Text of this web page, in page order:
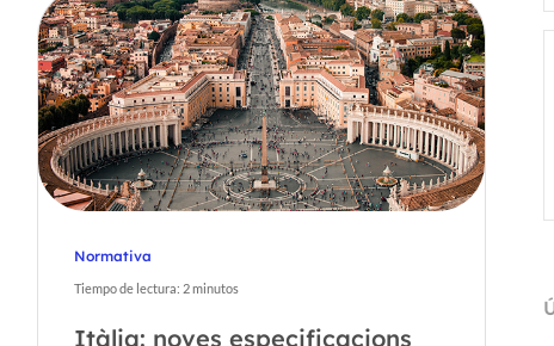
Normativa
Tiempo de lectura: 2minutos
Itàlia: noves especificacions